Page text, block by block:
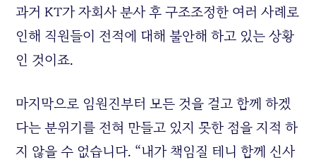
과거 KT가 자회사 분사 후 구조조정한 여러 사례로
인해 직원들이 전적에 대해 불안해 하고 있는 상황
인 것이죠.
마지막으로 임원진부터 모든 것을 걸고 함께 하겠
다는 분위기를 전혀 만들고 있지 못한 점을 지적 하
지 않을 수 없습니다. “내가 책임질 테니 함께 신사